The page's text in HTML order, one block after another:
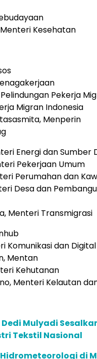
Menteri Kesehatan
Pekerja
Migran Indonesia
Menperin
Energi dan Sumber
Pekerjaan Umum
Perumahan dan
Desa dan
Menteri Transmigrasi
Komunikasi dan Digital
Mentan
Kehutanan
Menteri Kelautan
Mulyadi
Tekstil Nasional
di